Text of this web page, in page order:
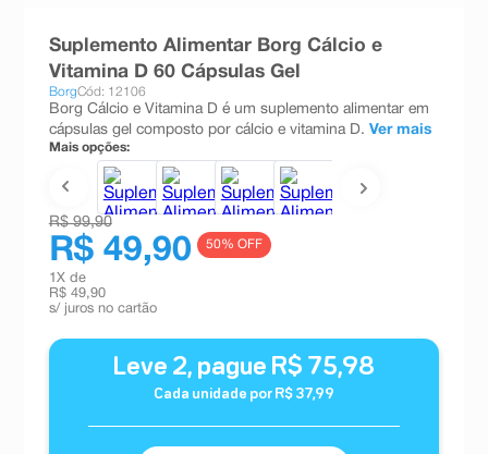
Suplemento Alimentar Borg Cálcio e
Vitamina D 60 Cápsulas Gel
BorgCód: 12106
Borg Cálcio e Vitamina D é um suplemento alimentar em
cápsulas gel composto por cálcio e vitamina D. Ver mais
Mais opções:
R$ 99,90
R$ 49,90 50% OFF
1 X de
R$ 49,90
s/ juros no cartão
Leve 2, pague R$ 75,98
Cada unidade por R$ 37,99
esmalte
10ºabsorvente